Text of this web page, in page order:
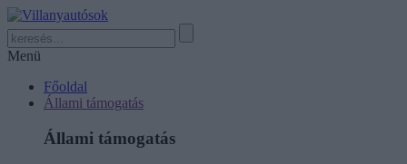
Menü
Főoldal
Állami támogatás
Állami támogatás